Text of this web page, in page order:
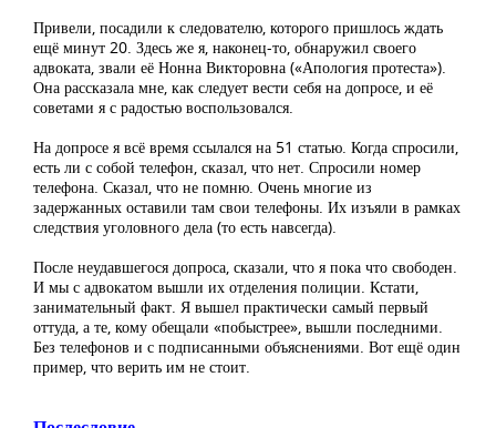
Привели, посадили к следователю, которого пришлось ждать
ещё минут 20. Здесь же я, наконец-то, обнаружил своего
адвоката, звали её Нонна Викторовна («Апология протеста»).
Она рассказала мне, как следует вести себя на допросе, и её
советами я с радостью воспользовался.
На допросе я всё время ссылался на 51 статью. Когда спросили,
есть ли с собой телефон, сказал, что нет. Спросили номер
телефона. Сказал, что не помню. Очень многие из
задержанных оставили там свои телефоны. Их изъяли в рамках
следствия уголовного дела (то есть навсегда).
После неудавшегося допроса, сказали, что я пока что свободен.
И мы с адвокатом вышли их отделения полиции. Кстати,
занимательный факт. Я вышел практически самый первый
оттуда, а те, кому обещали «побыстрее», вышли последними.
Без телефонов и с подписанными объяснениями. Вот ещё один
пример, что верить им не стоит.